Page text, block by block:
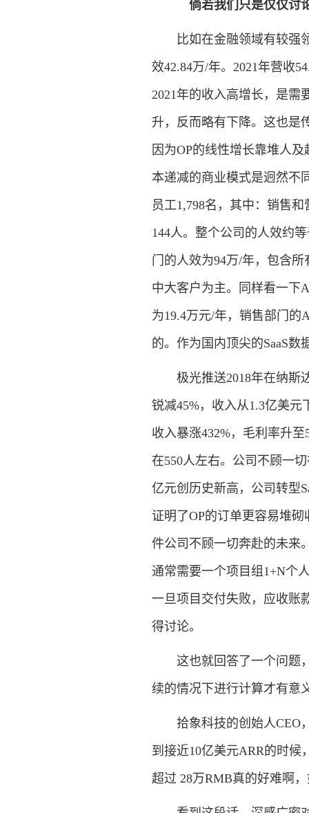
倘若我们只是仅仅讨
比如在金融领域有较强领
效42.84万/年。2021年营收
2021年的收入高增长，是需
升，反而略有下降。这也是
因为OP的线性增长靠堆人
本递减的商业模式是迥然不
员工1,798名，其中：销售
144人。整个公司的人效约
门的人效为94万/年，包含
中大客户为主。同样看一下
为19.4万元/年，销售部门的
的。作为国内顶尖的SaaS
极光推送2018年在纳斯达
锐减45%，收入从1.3亿美元
收入暴涨432%，毛利率升
在550人左右。公司不顾一
亿元创历史新高，公司转型
证明了OP的订单更容易堆
件公司不顾一切奔赴的未来
通常需要一个项目组1+N个
一旦项目交付失败，应收账
得讨论。
这也就回答了一个问题，
续的情况下进行计算才有意
拾象科技的创始人CEO，
到接近10亿美元ARR的时候
超过 28万RMB真的好难啊